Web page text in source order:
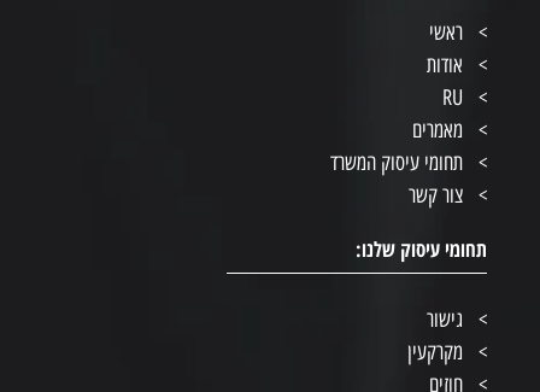
ראשי
אודות
RU
מאמרים
תחומי עיסוק המשרד
צור קשר
תחומי עיסוק שלנו:
גישור
מקרקעין
חוזים